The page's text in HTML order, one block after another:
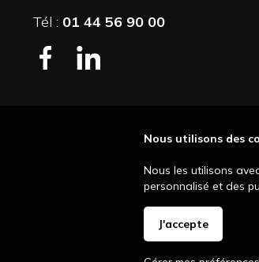
Tél : 01 44 56 90 00
Nous utilisons des
Nous les utilisons
personnalisé et des
J'accepte